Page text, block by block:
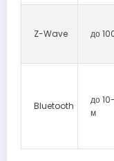
Z-Wave до
Bluetooth
до
м